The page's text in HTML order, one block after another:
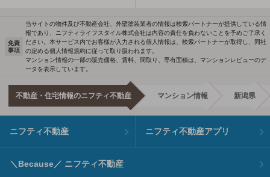
免責
事項
当サイトの物件及び不動産会社、外壁塗装業者の情報は検索パートナーが提供している情
報であり、ニフティライフスタイル株式会社は内容の責任を負わないことを予めご了承く
ださい。本サービス内でお客様が入力される個人情報は、検索パートナーが取得し、同社
の定める個人情報規約に従って取り扱われます。
マンション情報の一部の販売価格、賃料、間取り、専有面積は、マンションレビューのデ
ータを表示しています。
不動産・住宅情報のニフティ不動産 マンション情報 新潟県
ニフティ不動産 ニフティ不動産アプリ
＼Because／ ニフティ不動産